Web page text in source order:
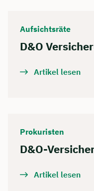
Aufsichtsräte
D&O
Artikel lesen
Prokuristen
D&O-
Artikel lesen